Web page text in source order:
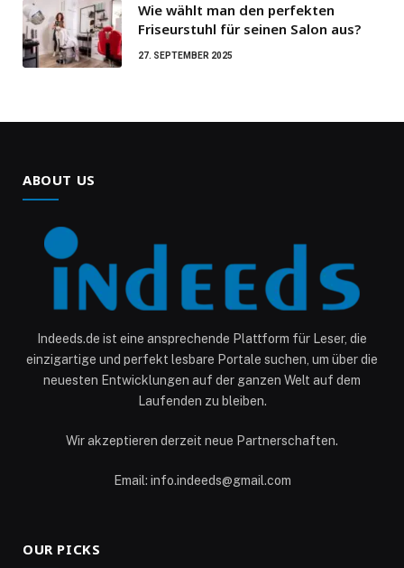
Wie wählt man den perfekten
Friseurstuhl für seinen Salon aus?
27. SEPTEMBER 2025
ABOUT US
Indeeds.de ist eine ansprechende Plattform für Leser, die
einzigartige und perfekt lesbare Portale suchen, um über die
neuesten Entwicklungen auf der ganzen Welt auf dem
Laufenden zu bleiben.
Wir akzeptieren derzeit neue Partnerschaften.
Email: info.indeeds@gmail.com
OUR PICKS